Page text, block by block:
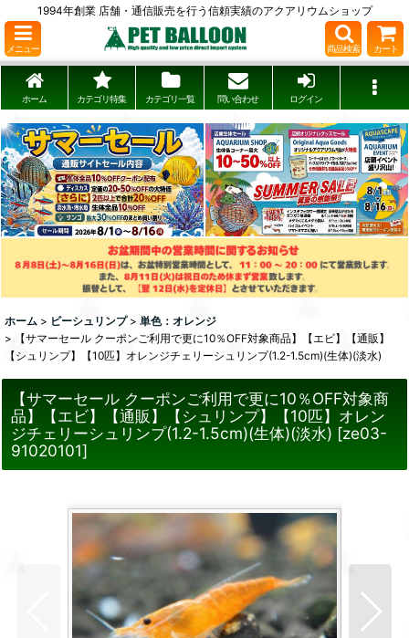
1994年創業 店舗・通信販売を行う信頼実績のアクアリウムショップ
メニュー 商品検索 カート
ホーム カテゴリ特集 カテゴリ一覧 問い合わせ ログイン
ホーム > ビーシュリンプ > 単色：オレンジ
>
【サマーセール クーポンご利用で更に10％OFF対象商品】【エビ】【通販】
【シュリンプ】【10匹】オレンジチェリーシュリンプ(1.2-1.5cm)(生体)(淡水)
【サマーセール クーポンご利用で更に10％OFF対象商
品】【エビ】【通販】【シュリンプ】【10匹】オレン
ジチェリーシュリンプ(1.2-1.5cm)(生体)(淡水) [ze03-
91020101]